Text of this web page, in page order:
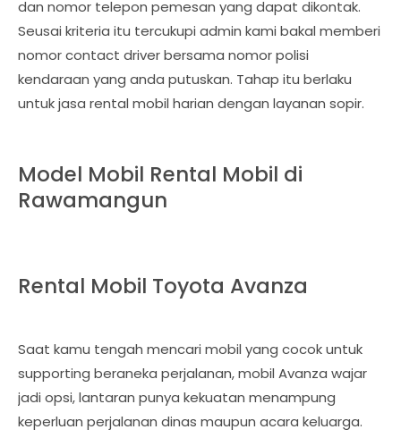
dan nomor telepon pemesan yang dapat dikontak.
Seusai kriteria itu tercukupi admin kami bakal memberi
nomor contact driver bersama nomor polisi
kendaraan yang anda putuskan. Tahap itu berlaku
untuk jasa rental mobil harian dengan layanan sopir.
Model Mobil Rental Mobil di
Rawamangun
Rental Mobil Toyota Avanza
Saat kamu tengah mencari mobil yang cocok untuk
supporting beraneka perjalanan, mobil Avanza wajar
jadi opsi, lantaran punya kekuatan menampung
keperluan perjalanan dinas maupun acara keluarga.